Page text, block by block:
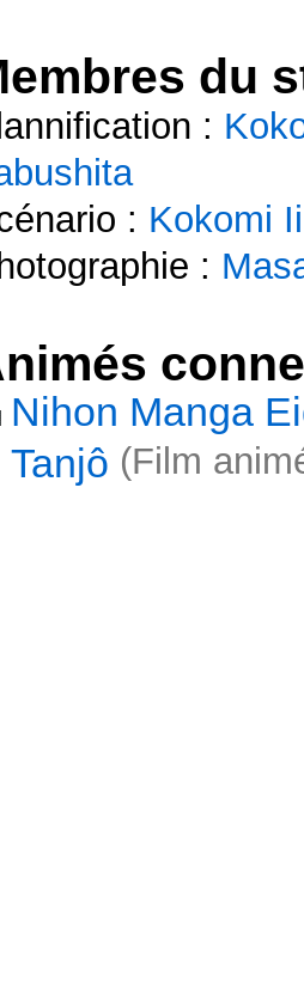
du
:
: Kokomi
:
Nihon Manga
Tanjô (Film